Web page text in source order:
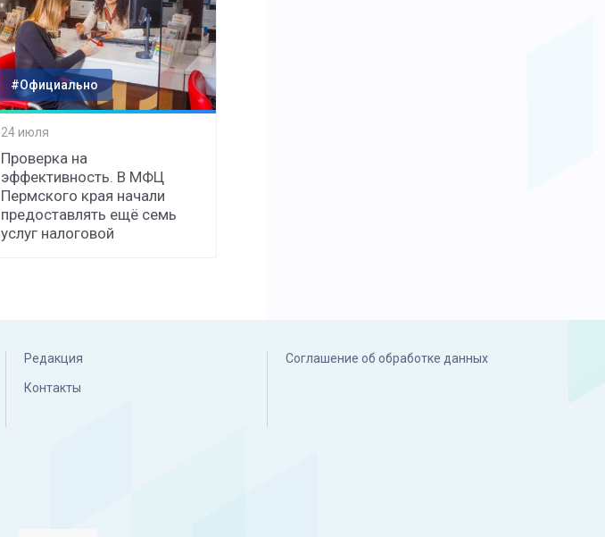
#Официально
24 июля
Проверка на
эффективность. В МФЦ
Пермского края начали
предоставлять ещё семь
услуг налоговой
Редакция
Контакты
Соглашение об обработке данных